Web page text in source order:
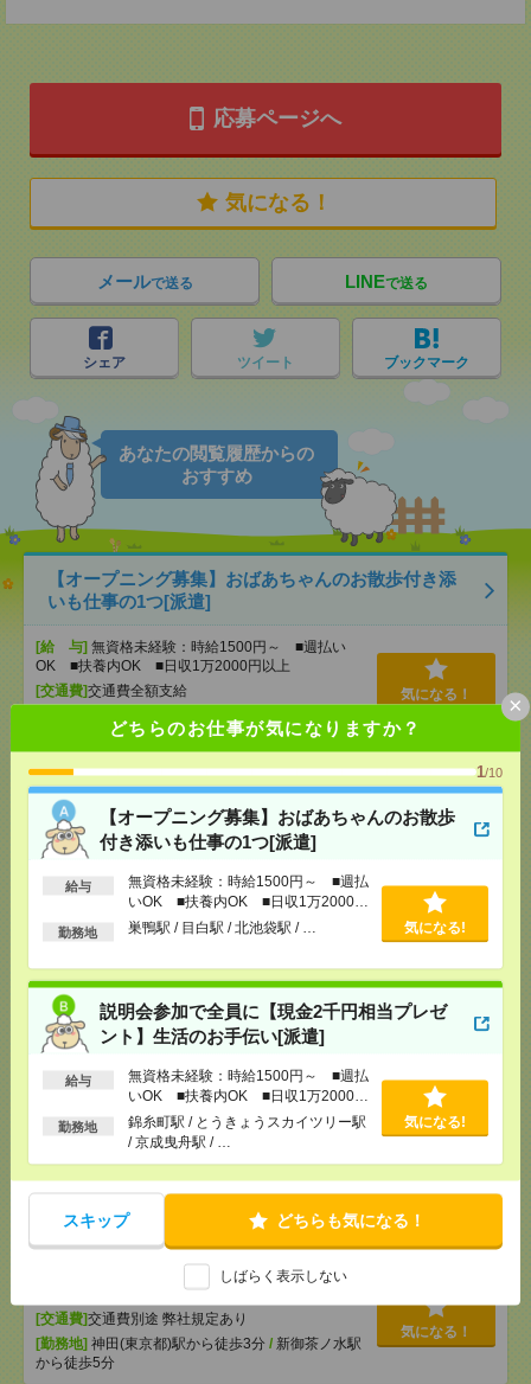
どちらのお仕事が気になりますか？
1/10
【オープニング募集】おばあちゃんのお散歩
付き添いも仕事の1つ[派遣]
給与
無資格未経験：時給1500円～ ■週払
いOK ■扶養内OK ■日収1万2000円
以上
勤務地 巣鴨駅 / 目白駅 / 北池袋駅 / … 気になる!
説明会参加で全員に【現金2千円相当プレゼ
ント】生活のお手伝い[派遣]
給与
無資格未経験：時給1500円～ ■週払
いOK ■扶養内OK ■日収1万2000円
以上
勤務地
錦糸町駅 / とうきょうスカイツリー駅
/ 京成曳舟駅 / …
気になる!
スキップ どちらも気になる！
しばらく表示しない
×
応募ページへ
気になる！
メールで送る LINEで送る
シェア ツイート ブックマーク
あなたの閲覧履歴からの
おすすめ
【オープニング募集】おばあちゃんのお散歩付き添
いも仕事の1つ[派遣]
[給 与] 無資格未経験：時給1500円～ ■週払い
OK ■扶養内OK ■日収1万2000円以上
[交通費]交通費全額支給
北池袋駅 …
気になる！
説明会参加で全員に【現金2千円相当プレゼント】生
活のお手伝い[派遣]
[給 与]
無資格未経験：時給1500円～ ■週払い
OK ■扶養内OK ■日収1万2000円以上
[交通費]交通費全額支給
錦糸町駅 とうきょうスカイツリー駅
成曳舟駅/
気になる！
＼PC入力できればOK／【高時給1900円！】事務サ
ポート！[派遣]
働8時間×月21日＝319,200円
全額支給
[勤務地]新御茶ノ水駅から徒歩1分 / 御茶ノ水駅か
気になる！
＼時給2000円&ランチ無料／未経験OK！かんたん事
務[派遣]
時給2000円＋交 '+ランチ代無料(会社負
[交通費]交通費別途 弊社規定あり
[勤務地] 神田(東京都)駅から徒歩3分 / 新御茶ノ水駅
から徒歩5分
気になる！